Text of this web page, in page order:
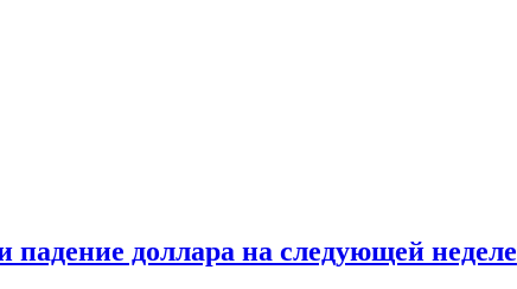
падение доллара на следующей неделе